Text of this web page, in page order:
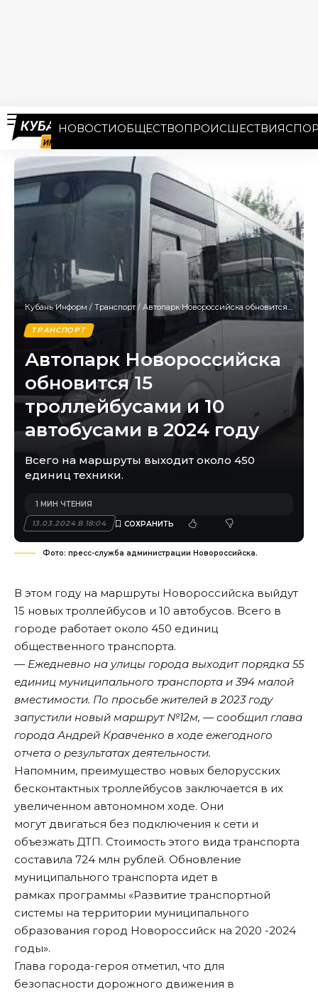
НОВОСТИОБЩЕСТВОПРОИСШЕСТВИЯ
Кубань Информ / Транспорт/ Автопарк Новороссийска обновится 15 троллейбусами и 10 автобусами в 2024 году
ТРАНСПОРТ
Автопарк Новороссийска
обновится 15
троллейбусами и 10
автобусами в 2024 году
Всего на маршруты выходит около 450
единиц техники.
13.03.2024 В 18:04
1 МИН ЧТЕНИЯ
Фото: пресс-служба администрации Новороссийска.
В этом году на маршруты Новороссийска выйдут
15 новых троллейбусов и 10 автобусов. Всего в
городе работает около 450 единиц
общественного транспорта.
— Ежедневно на улицы города выходит порядка 55
единиц муниципального транспорта и 394 малой
вместимости. По просьбе жителей в 2023 году
запустили новый маршрут №12м, — сообщил глава
города Андрей Кравченко в ходе ежегодного
отчета о результатах деятельности.
Напомним, преимущество новых белорусских
бесконтактных троллейбусов заключается в их
увеличенном автономном ходе. Они
могут двигаться без подключения к сети и
объезжать ДТП. Стоимость этого вида транспорта
составила 724 млн рублей. Обновление
муниципального транспорта идет в
рамках программы «Развитие транспортной
системы на территории муниципального
образования город Новороссийск на 2020 -2024
годы».
Глава города-героя отметил, что для
безопасности дорожного движения в